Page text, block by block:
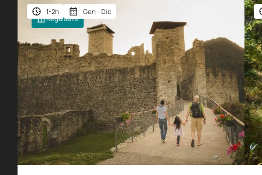
Regalabile
1-2h Gen - Dic